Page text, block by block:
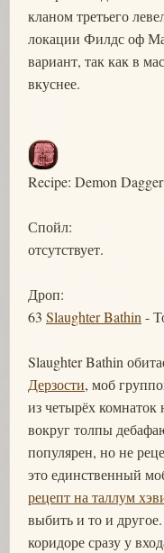
кланом третьего
локации Филдс оф
вариант, так как в
вкуснее.
Recipe: Demon
Спойл:
отсутствует.
Дроп:
63 Slaughter Bathin -
Slaughter Bathin
Дерзости, моб
из четырёх комнаток
вокруг толпы
популярен, но не
это единственный
рецепт на таллум
выбить и то и
коридоре сразу у